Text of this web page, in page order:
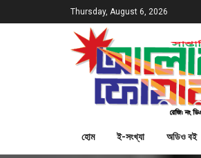
Thursday, August 6, 2026
হোম ই-সংখ্যা অডিও বই